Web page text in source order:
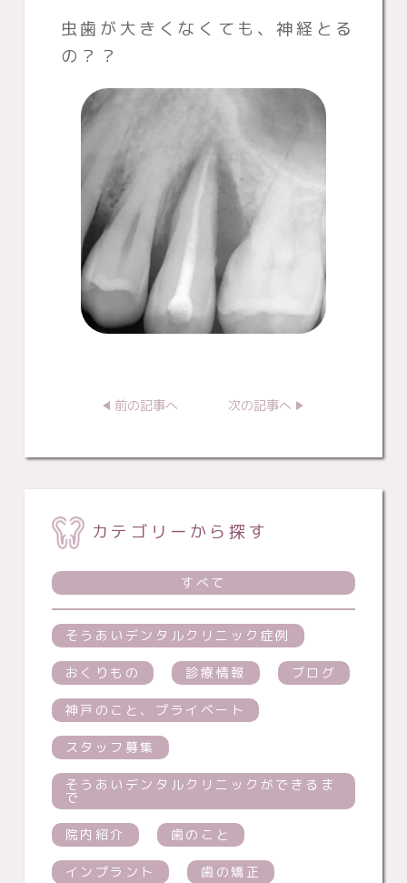
虫歯が大きくなくても、神経とる
の？？
前の記事へ 次の記事へ
カテゴリーから探す
すべて
そうあいデンタルクリニック症例
おくりもの 診療情報 ブログ
神戸のこと、プライベート
スタッフ募集
そうあいデンタルクリニックができるま
で
院内紹介 歯のこと
インプラント 歯の矯正